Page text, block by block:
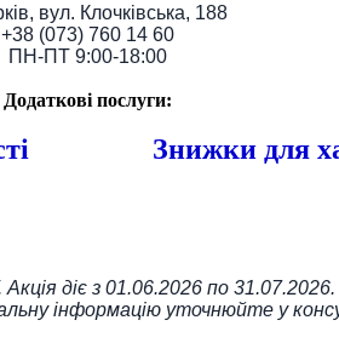
вул. Клочківська, 188
+38 (073) 760 14 60
ПН-ПТ 9:00-18:00
Додаткові послуги:
Знижки для
діє з 01.06.2026 по
інформацію уточнюйте у